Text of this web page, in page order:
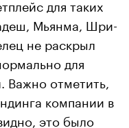
для таких
Мьянма, Шри-
не раскрыл
для
Важно отметить,
компании в
это было